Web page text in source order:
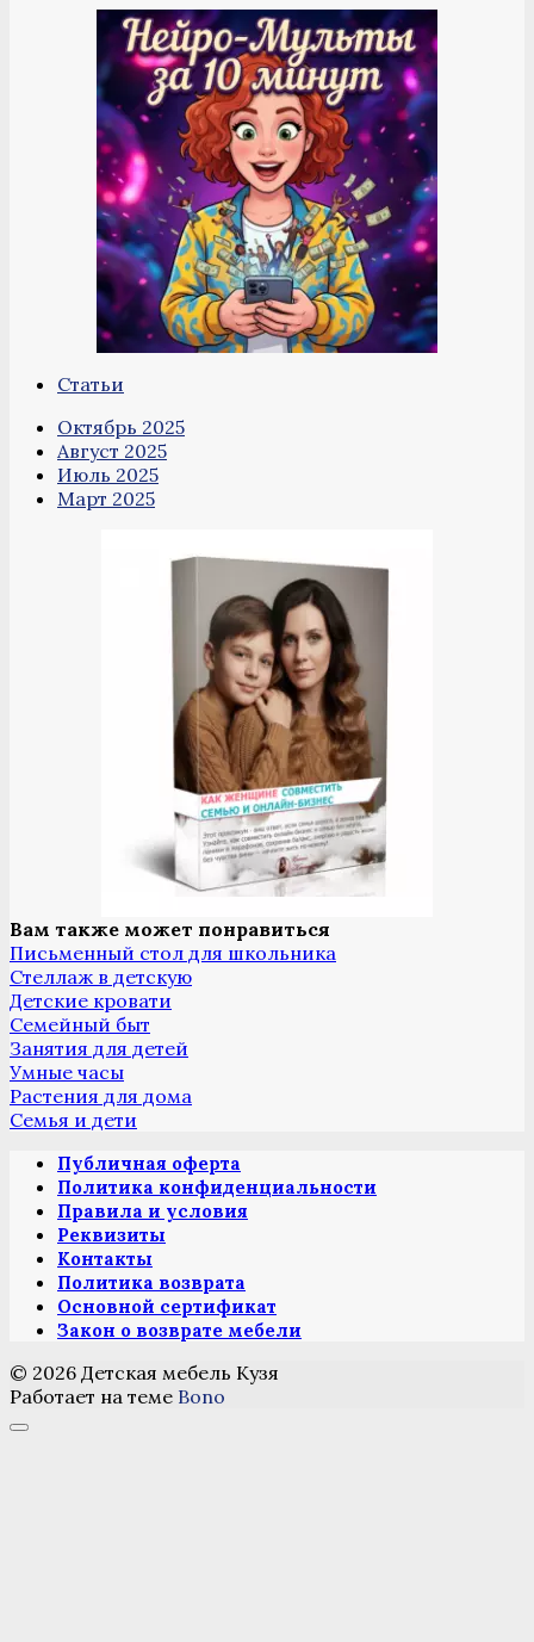
Статьи
Октябрь 2025
Август 2025
Июль 2025
Март 2025
Вам также может понравиться
Письменный стол для школьника
Стеллаж в детскую
Детские кровати
Семейный быт
Занятия для детей
Умные часы
Растения для дома
Семья и дети
Публичная оферта
Политика конфиденциальности
Правила и условия
Реквизиты
Контакты
Политика возврата
Основной сертификат
Закон о возврате мебели
© 2026 Детская мебель Кузя
Работает на теме Bono